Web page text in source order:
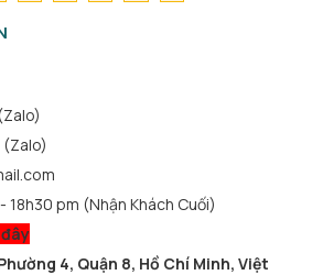
18h30 pm (Nhận Khách Cuối)
4, Quận 8, Hồ Chí Minh, Việt